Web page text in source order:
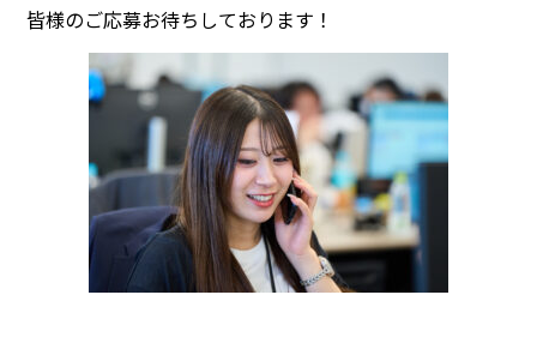
皆様のご応募お待ちしております！